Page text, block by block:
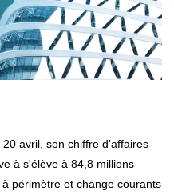
à s'élève à 84,8 millions
périmètre et change courants